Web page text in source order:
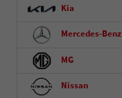
Kia
Mercedes-Benz
MG
Nissan